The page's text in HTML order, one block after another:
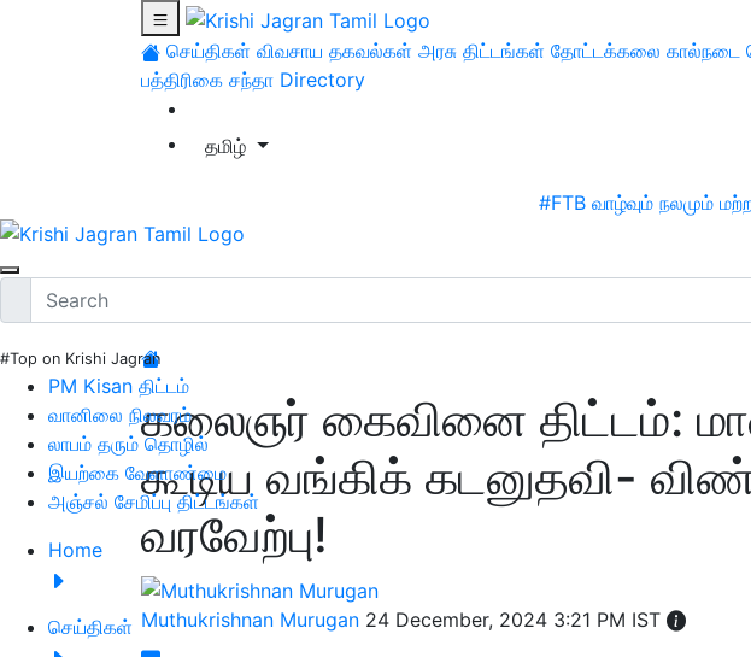
செய்திகள் விவசாய தகவல்கள் அரசு திட்டங்கள் தோட்டக்கலை கால்நடை
பத்திரிகை சந்தா Directory
தமிழ்
#FTB வாழ்வும் நலமும்
#Top on Krishi Jagran
PM Kisan திட்டம்
வானிலை நிலவரம்
லாபம் தரும் தொழில்
இயற்கை வேளாண்மை
அஞ்சல் சேமிப்பு திட்டங்கள்
Home
செய்திகள்
கலைஞர் கைவினை திட்டம்:
கூடிய வங்கிக் கடனுதவி-
வரவேற்பு!
Muthukrishnan Murugan 24 December, 2024 3:21 PM IST